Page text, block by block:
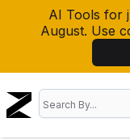
AI Tools for
August. Use